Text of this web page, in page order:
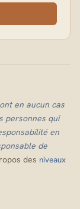
en aucun cas
personnes qui
en
de
des niveaux